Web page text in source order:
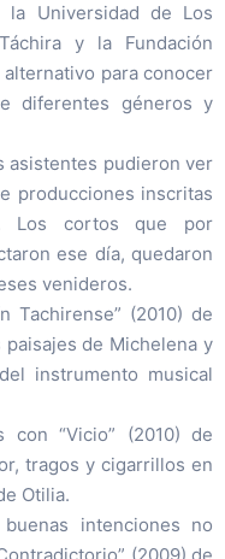
la Universidad de Los
y la Fundación
alternativo para conocer
diferentes géneros y
asistentes pudieron ver
producciones inscritas
Los cortos que por
ese día, quedaron
venideros.
Tachirense” (2010) de
de Michelena y
instrumento musical
“Vicio” (2010) de
tragos y cigarrillos en
Otilia.
intenciones no